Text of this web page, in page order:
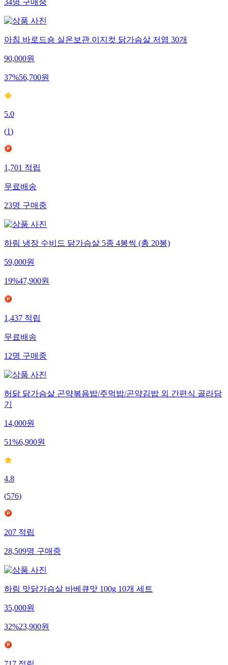
34명구매중
아침 바로드숑 실온보관 이지컷 닭가슴살 저염 30개
90,000원
37%56,700원
5.0
(1)
1,701적립
무료배송
23명구매중
하림 냉장 수비드 닭가슴살 5종 4봉씩 (총 20봉)
59,000원
19%47,900원
1,437적립
무료배송
12명구매중
허닭 닭가슴살 곤약볶음밥/주먹밥/곤약김밥 외 간편식 골라담
기
14,000원
51%6,900원
4.8
(576)
207적립
28,509명구매중
하림 맛닭가슴살 바베큐맛 100g 10개 세트
35,000원
32%23,900원